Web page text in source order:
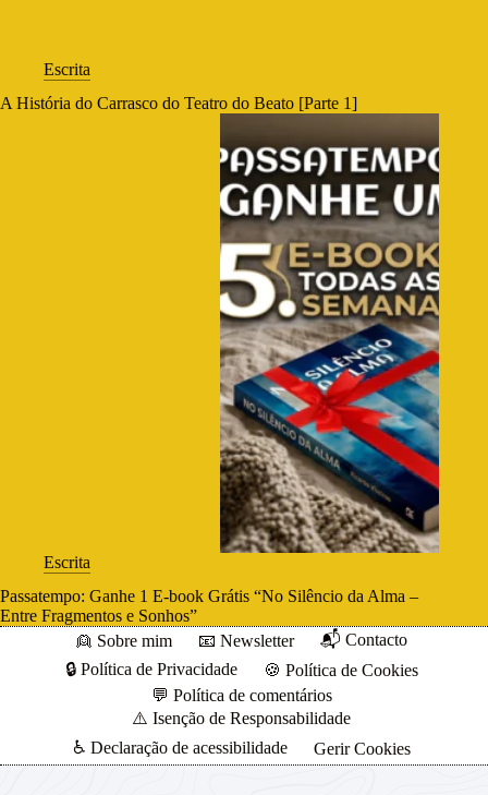
Escrita
A História do Carrasco do Teatro do Beato [Parte 1]
Escrita
Passatempo: Ganhe 1 E-book Grátis “No Silêncio da Alma –
Entre Fragmentos e Sonhos”
👱 Sobre mim
📧 Newsletter
📬 Contacto
🔒 Política de Privacidade
🍪 Política de Cookies
💬 Política de comentários
⚠️ Isenção de Responsabilidade
♿ Declaração de acessibilidade
Gerir Cookies